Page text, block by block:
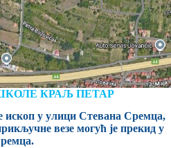
КРАЉ ПЕТАР
ископ у улици Стевана Сремца,
везе могућ је прекид у